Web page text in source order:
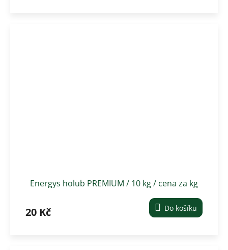
Energys holub PREMIUM / 10 kg / cena za kg
20 Kč Do košíku